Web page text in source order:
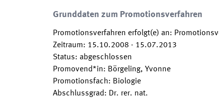
Grunddaten zum Promotionsverfahren
Promotionsverfahren erfolgt(e) an:
Zeitraum: 15.10.2008 - 15.07.2013
Status: abgeschlossen
Promovend*in: Börgeling, Yvonne
Promotionsfach: Biologie
Abschlussgrad: Dr. rer. nat.